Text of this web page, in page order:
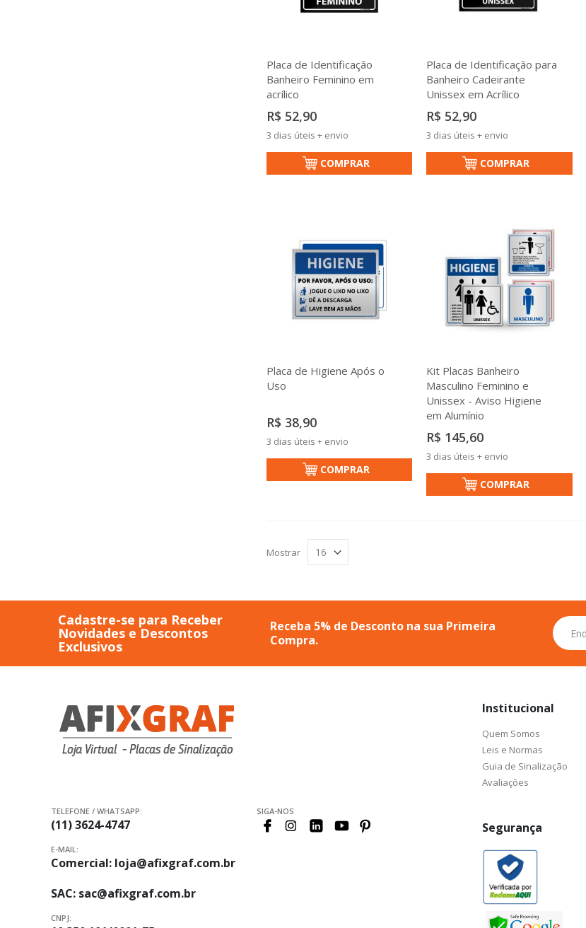
Placa de Identificação
Banheiro Feminino em
acrílico
R$ 52,90
3 dias úteis + envio
COMPRAR
Placa de Identificação para
Banheiro Cadeirante
Unissex em Acrílico
R$ 52,90
3 dias úteis + envio
COMPRAR
Placa de Higiene Após o
Uso
R$ 38,90
3 dias úteis + envio
COMPRAR
Kit Placas Banheiro
Masculino Feminino e
Unissex - Aviso Higiene
em Alumínio
R$ 145,60
3 dias úteis + envio
COMPRAR
Mostrar
Cadastre-se para Receber
Novidades e Descontos
Exclusivos
Receba 5% de Desconto na sua Primeira
Compra.
Inscreva-
se
na
TELEFONE / WHATSAPP:
(11) 3624-4747
E-MAIL:
Comercial: loja@afixgraf.com.br
SAC: sac@afixgraf.com.br
CNPJ:
SIGA-NOS
Institucional
Quem Somos
Leis e Normas
Guia de Sinalização
Avaliações
Segurança